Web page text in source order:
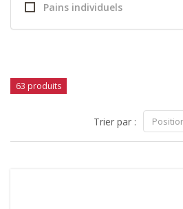
Pains individuels
63 produits
Trier par :